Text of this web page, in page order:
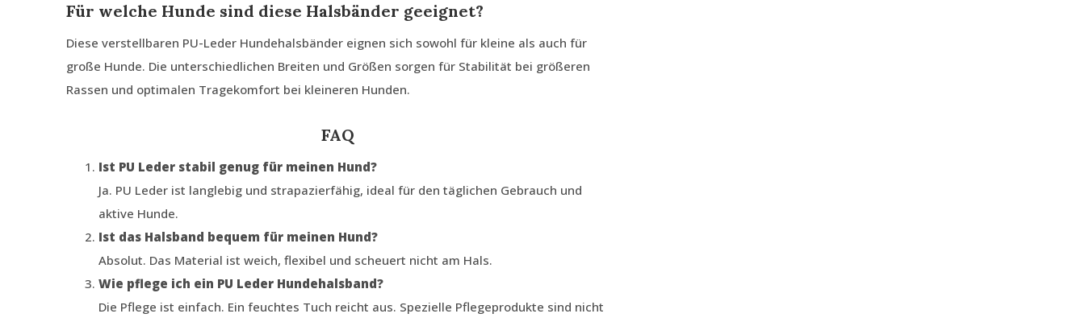
Für welche Hunde sind diese Halsbänder geeignet?
Diese verstellbaren PU-Leder Hundehalsbänder eignen sich sowohl für kleine als auch für
große Hunde. Die unterschiedlichen Breiten und Größen sorgen für Stabilität bei größeren
Rassen und optimalen Tragekomfort bei kleineren Hunden.
FAQ
Ist PU Leder stabil genug für meinen Hund?
Ja. PU Leder ist langlebig und strapazierfähig, ideal für den täglichen Gebrauch und
aktive Hunde.
Ist das Halsband bequem für meinen Hund?
Absolut. Das Material ist weich, flexibel und scheuert nicht am Hals.
Wie pflege ich ein PU Leder Hundehalsband?
Die Pflege ist einfach. Ein feuchtes Tuch reicht aus. Spezielle Pflegeprodukte sind nicht